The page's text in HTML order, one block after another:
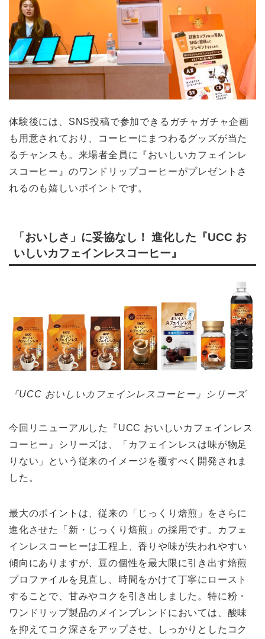
体験後には、SNS投稿で参加できるガチャガチャ企画
も用意されており、コーヒーにまつわるグッズが当た
るチャンスも。来場者全員に『おいしいカフェインレ
スコーヒー』のワンドリップコーヒーがプレゼントさ
れるのも嬉しいポイントです。
「おいしさ」に妥協なし！ 進化した『UCC お
いしいカフェインレスコーヒー』
『UCC おいしいカフェインレスコーヒー』シリーズ
今回リニューアルした『UCC おいしいカフェインレス
コーヒー』シリーズは、「カフェインレスは味が物足
りない」という従来のイメージを覆すべく開発されま
した。
最大のポイントは、従来の「じっくり焙煎」をさらに
進化させた「新・じっくり焙煎」の採用です。カフェ
インレスコーヒーは工程上、香りや味が失われやすい
傾向にありますが、豆の個性を最大限に引き出す焙煎
プロファイルを見直し、時間をかけて丁寧にロースト
することで、甘みやコクを引き出しました。特に粉・
ワンドリップ製品のメインブレンドにおいては、酸味
を抑えてコク深さをアップさせ、しっかりとしたコク